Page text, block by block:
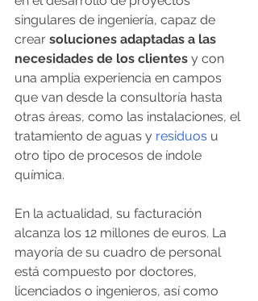
singulares de ingeniería, capaz de
crear soluciones adaptadas a las
necesidades de los clientes y con
una amplia experiencia en campos
que van desde la consultoría hasta
otras áreas, como las instalaciones, el
tratamiento de aguas y residuos u
otro tipo de procesos de índole
química.
En la actualidad, su facturación
alcanza los 12 millones de euros. La
mayoría de su cuadro de personal
está compuesto por doctores,
licenciados o ingenieros, así como